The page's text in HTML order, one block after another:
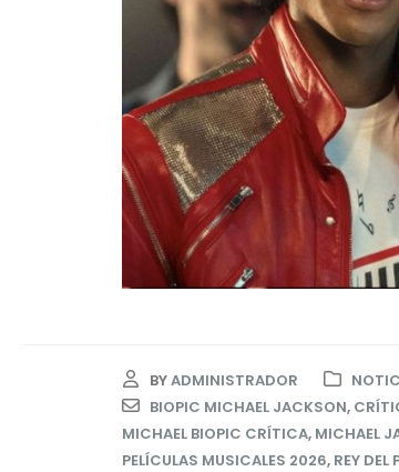
BYADMINISTRADOR
BIOPIC MICHAEL JACKSON,
MICHAEL BIOPIC CRÍTICA, MICHAEL
PELÍCULAS MUSICALES 2026, REY DEL